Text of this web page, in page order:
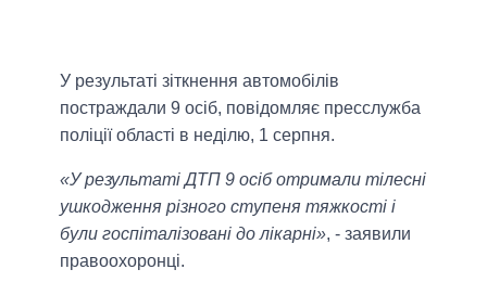
У результаті зіткнення автомобілів
постраждали 9 осіб, повідомляє пресслужба
поліції області в неділю, 1 серпня.
«У результаті ДТП 9 осіб отримали тілесні
ушкодження різного ступеня тяжкості і
були госпіталізовані до лікарні», - заявили
правоохоронці.